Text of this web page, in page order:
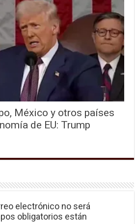
México y otros países
de EU: Trump
electrónico no será
obligatorios están